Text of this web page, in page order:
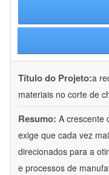
Título do Projeto:a
materiais no corte de
Resumo: A crescente
exige que cada vez
direcionados para a
e processos de